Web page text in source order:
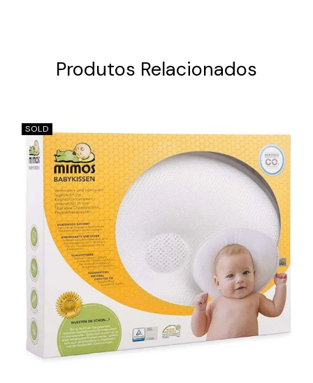
Produtos Relacionados
SOLD